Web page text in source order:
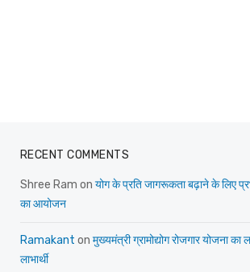
RECENT COMMENTS
Shree Ram on योग के प्रति जागरूकता बढ़ाने के लिए
का आयोजन
Ramakant on मुख्यमंत्री ग्रामोद्योग रोजगार योजना का
लाभार्थी